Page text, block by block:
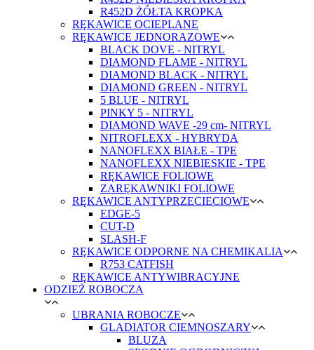
R452D ŻÓŁTA KROPKA
RĘKAWICE OCIEPLANE
RĘKAWICE JEDNORAZOWE
BLACK DOVE - NITRYL
DIAMOND FLAME - NITRYL
DIAMOND BLACK - NITRYL
DIAMOND GREEN - NITRYL
5 BLUE - NITRYL
PINKY 5 - NITRYL
DIAMOND WAVE -29 cm- NITRYL
NITROFLEXX - HYBRYDA
NANOFLEXX BIAŁE - TPE
NANOFLEXX NIEBIESKIE - TPE
RĘKAWICE FOLIOWE
ZARĘKAWNIKI FOLIOWE
RĘKAWICE ANTYPRZECIECIOWE
EDGE-5
CUT-D
SLASH-F
RĘKAWICE ODPORNE NA CHEMIKALIA
R753 CATFISH
RĘKAWICE ANTYWIBRACYJNE
ODZIEŻ ROBOCZA
UBRANIA ROBOCZE
GLADIATOR CIEMNOSZARY
BLUZA